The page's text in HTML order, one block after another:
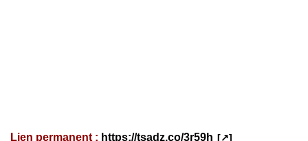
Lien permanent : https://tsadz.co/3r59h